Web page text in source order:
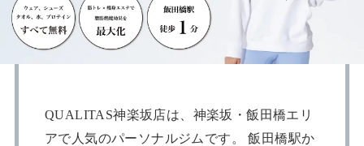
QUALITAS神楽坂店は、神楽坂・飯田橋エリ
アで人気のパーソナルジムです。 飯田橋駅か